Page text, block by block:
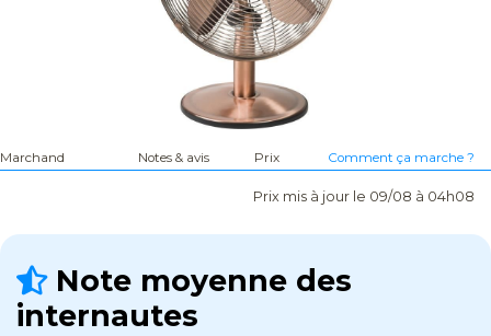
Marchand Notes & avis Prix Comment ça marche ?
Prix mis à jour le 09/08 à 04h08
Note moyenne des
internautes